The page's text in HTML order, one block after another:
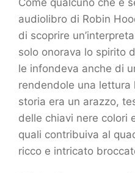
Come qualcuno che è
audiolibro di Robin
di scoprire
solo onorava lo spirito
le infondeva anche di
rendendole una lettura
storia era un arazzo,
delle chiavi nere colori
quali contribuiva al
ricco e intricato